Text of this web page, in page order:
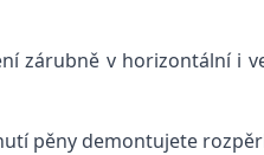
zárubně v horizontální i
pěny demontujete